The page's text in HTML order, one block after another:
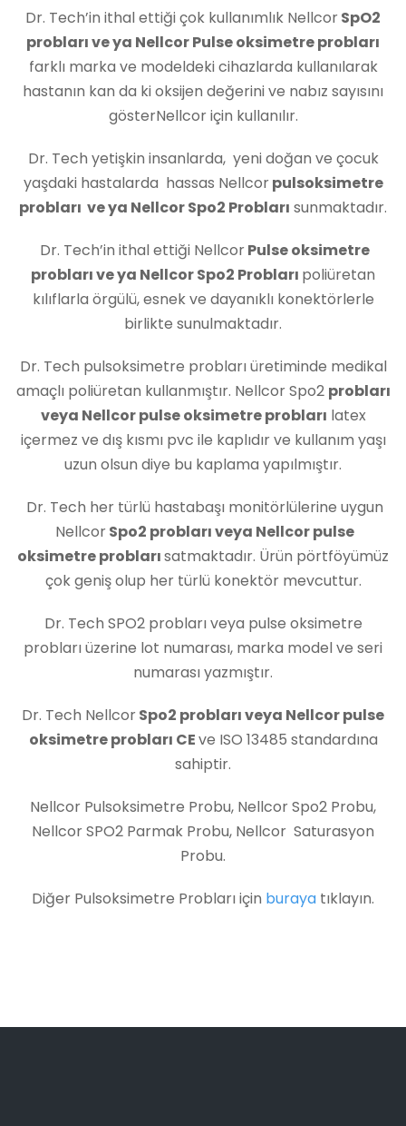
Dr. Tech’in ithal ettiği çok kullanımlık NellcorSpO2
probları ve ya Nellcor Pulse oksimetre probları
farklı marka ve modeldeki cihazlarda kullanılarak
hastanın kan da ki oksijen değerini ve nabız sayısını
gösterNellcor için kullanılır.
Dr. Tech yetişkin insanlarda, yeni doğan ve çocuk
yaşdaki hastalarda hassas Nellcorpulsoksimetre
probları ve ya Nellcor Spo2 Probları sunmaktadır.
Dr. Tech’in ithal ettiği NellcorPulse oksimetre
probları ve ya Nellcor Spo2 Probları poliüretan
kılıflarla örgülü, esnek ve dayanıklı konektörlerle
birlikte sunulmaktadır.
Dr. Tech pulsoksimetre probları üretiminde medikal
amaçlı poliüretan kullanmıştır. Nellcor Spo2 probları
veya Nellcor pulse oksimetre probları latex
içermez ve dış kısmı pvc ile kaplıdır ve kullanım yaşı
uzun olsun diye bu kaplama yapılmıştır.
Dr. Tech her türlü hastabaşı monitörlülerine uygun
NellcorSpo2 probları veya Nellcor pulse
oksimetre problarısatmaktadır. Ürün pörtföyümüz
çok geniş olup her türlü konektör mevcuttur.
Dr. Tech SPO2 probları veya pulse oksimetre
probları üzerine lot numarası, marka model ve seri
numarası yazmıştır.
Dr. Tech NellcorSpo2 probları veya Nellcor pulse
oksimetre probları CEve ISO 13485 standardına
sahiptir.
Nellcor Pulsoksimetre Probu, Nellcor Spo2 Probu,
Nellcor SPO2 Parmak Probu, Nellcor Saturasyon
Probu.
Diğer Pulsoksimetre Probları için buraya tıklayın.